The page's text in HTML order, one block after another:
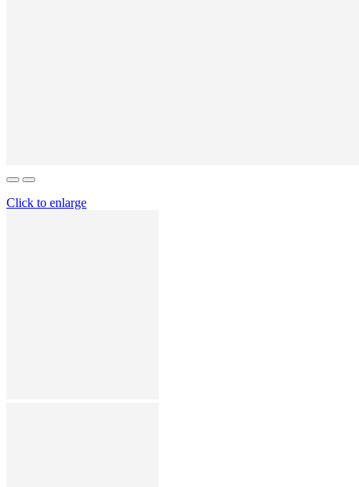
Click to enlarge